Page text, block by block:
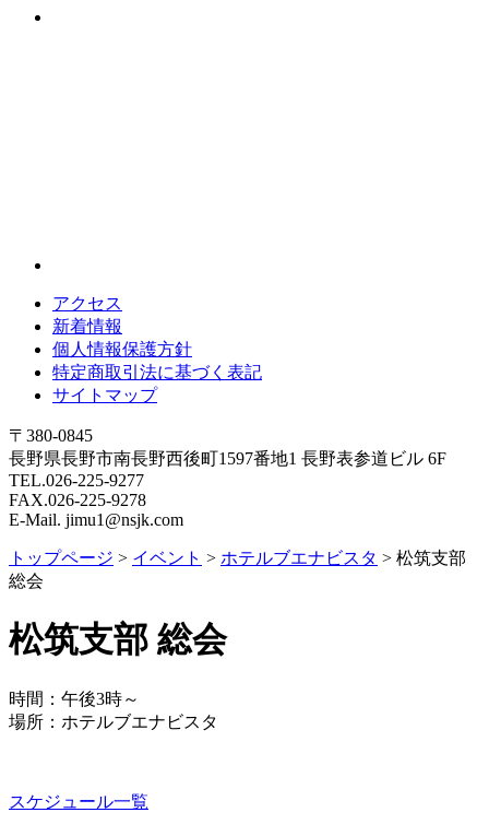
アクセス
新着情報
個人情報保護方針
特定商取引法に基づく表記
サイトマップ
〒380-0845
長野県長野市南長野西後町1597番地1 長野表参道ビル 6F
TEL.026-225-9277
FAX.026-225-9278
E-Mail. jimu1@nsjk.com
トップページ > イベント > ホテルブエナビスタ > 松筑支部
総会
松筑支部 総会
時間：午後3時～
場所：ホテルブエナビスタ
スケジュール一覧